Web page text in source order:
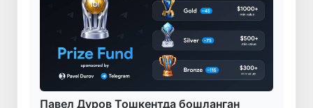
Павел Дуров Тошкентда бошланган